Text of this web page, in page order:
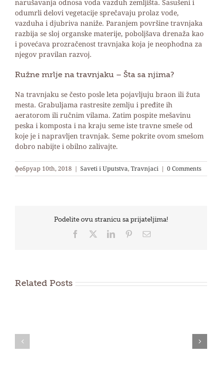
narušavanja odnosa voda vazduh zemljišta. Sasušeni i
odumrli delovi vegetacije sprečavaju prolaz vode,
vazduha i djubriva naniže. Paranjem površine travnjaka
razbija se sloj organske materije, poboljšava drenaža kao
i povećava prozračenost travnjaka koja je neophodna za
njegov pravilan razvoj.
Ružne mrlje na travnjaku – Šta sa njima?
Na travnjaku se često posle leta pojavljuju braon ili žuta
mesta. Grabuljama rastresite zemlju i pređite ih
aeratorom ili ručnim vilama. Zatim pospite mešavinu
peska i komposta i na kraju seme iste travne smeše od
koje je i napravljen travnjak. Seme pokrite ovom smešom
dobro nabijte i obilno zalivajte.
фебруар 10th, 2018 | Saveti i Uputstva,Travnjaci | 0 Comments
Podelite ovu stranicu sa prijateljima!
Facebook LinkedInPinterestEmail
Related Posts